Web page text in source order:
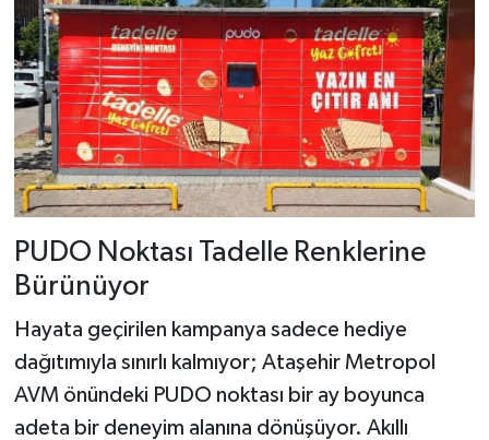
PUDO Noktası Tadelle Renklerine
Bürünüyor
Hayata geçirilen kampanya sadece hediye
dağıtımıyla sınırlı kalmıyor; Ataşehir Metropol
AVM önündeki PUDO noktası bir ay boyunca
adeta bir deneyim alanına dönüşüyor. Akıllı